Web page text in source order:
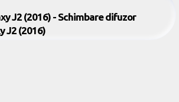
J2 (2016) - Schimbare difuzor
J2 (2016)